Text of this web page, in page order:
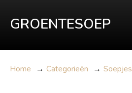
GROENTESOEP
Home → Categorieën → Soepjes